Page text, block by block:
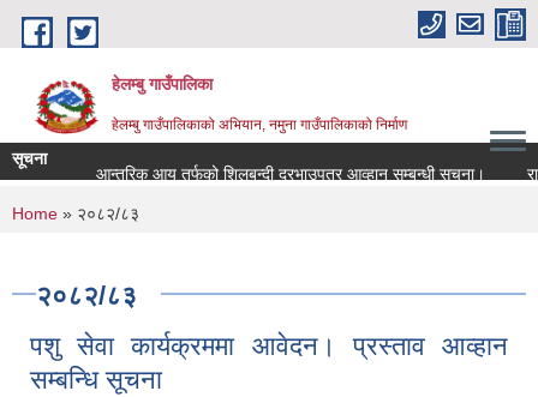
Skip to main content
हेलम्बु गाउँपालिका
हेलम्बु गाउँपालिकाको अभियान, नमुना गाउँपालिकाको निर्माण
सूचना
आन्तरिक आय तर्फको शिलबन्दी दरभाउपत्र आव्हान सम्बन्धी सूचना।
You are here
Home » २०८२/८३
२०८२/८३
पशु सेवा कार्यक्रममा आवेदन। प्रस्ताव आव्हान
सम्बन्धि सूचना